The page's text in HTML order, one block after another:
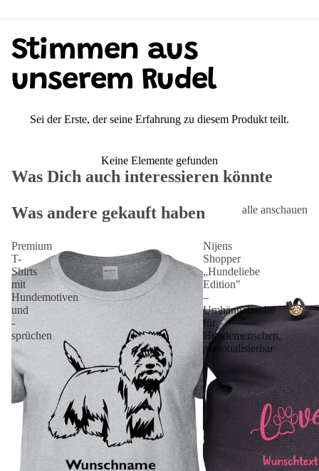
Stimmen aus
unserem Rudel
Sei der Erste, der seine Erfahrung zu diesem Produkt teilt.
Keine Elemente gefunden
Was Dich auch interessieren könnte
Was andere gekauft haben
alle anschauen
Premium
T-
Shirts
mit
Hundemotiven
und
-
sprüchen
Nijens
Shopper
„Hundeliebe
Edition"
–
Umhängetasche
für
Hundemenschen,
personalisierbar